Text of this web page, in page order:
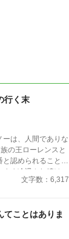
行く末
は、人間でありな
の王ローレンスと
認められることも
ま冷遇され続け
うとする。 し
襲撃に遭い、スノ
文字数：6,317
てことはありま